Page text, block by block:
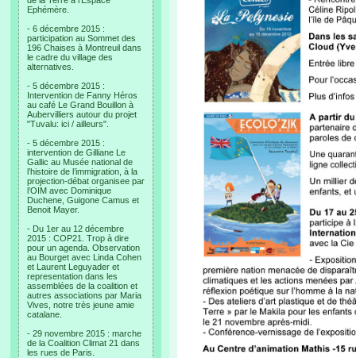
Ephémère.
- 6 décembre 2015 :
participation au Sommet des
196 Chaises à Montreuil dans
le cadre du village des
alternatives.
- 5 décembre 2015 :
Intervention de Fanny Héros
au café Le Grand Bouillon à
Aubervilliers autour du projet
"Tuvalu: ici / ailleurs".
- 5 décembre 2015 :
intervention de Gilliane Le
Gallic au Musée national de
l’histoire de l’immigration, à la
projection-débat organisee par
l’OIM avec Dominique
Duchene, Guigone Camus et
Benoit Mayer.
- Du 1er au 12 décembre
2015 : COP21. Trop à dire
pour un agenda. Observation
au Bourget avec Linda Cohen
et Laurent Leguyader et
representation dans les
assemblées de la coalition et
autres associations par Maria
Vives, notre très jeune amie
catalane.
- 29 novembre 2015 : marche
de la Coalition Climat 21 dans
les rues de Paris.